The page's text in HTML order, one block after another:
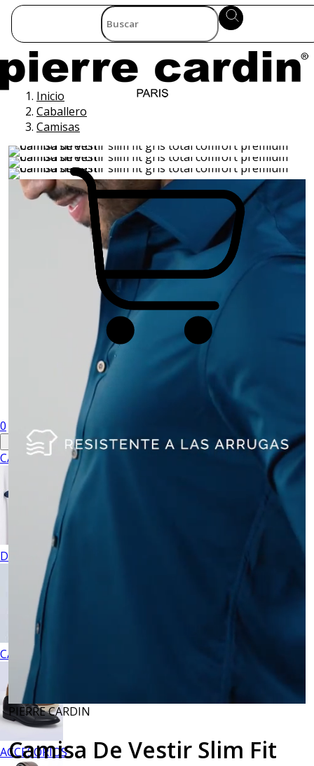
0
CABALLERO
DAMA
CALZADO
ACCESORIOS
Inicio
Caballero
Camisas
PIERRE CARDIN
Camisa De Vestir Slim Fit